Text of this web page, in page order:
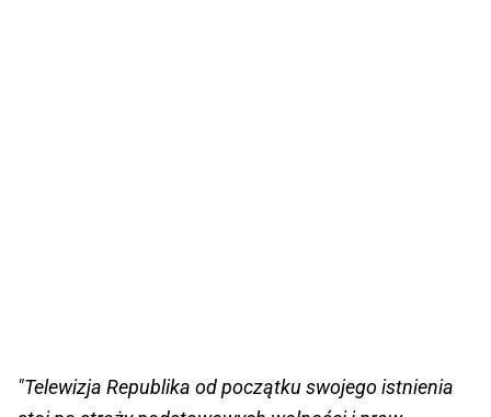
"Telewizja Republika od początku swojego istnienia